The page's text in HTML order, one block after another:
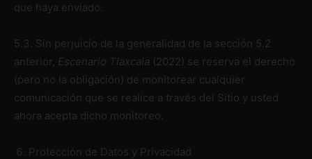
que haya enviado.
5.3. Sin perjuicio de la generalidad de la sección 5.2
anterior, Escenario Tlaxcala (2022) se reserva el derecho
(pero no la obligación) de monitorear cualquier
comunicación que se realice a través del Sitio y usted
ahora acepta dicho monitoreo.
Protección de Datos y Privacidad